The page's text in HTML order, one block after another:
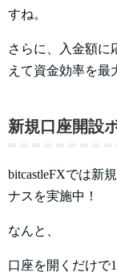
すね。
さらに、入金額に
えて資金効率を最
新規口座開設
bitcastleFXでは新
ナスを実施中！
なんと、
口座を開くだけで